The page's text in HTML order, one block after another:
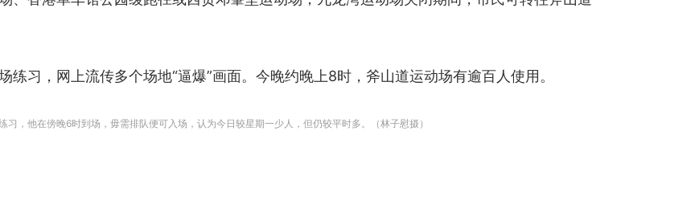
习，网上流传多个场地“逼爆”画面。今晚约晚上8时，斧山道运动场有逾百人使用。
，他在傍晚6时到场，毋需排队便可入场，认为今日较星期一少人，但仍较平时多。（林子慰摄）